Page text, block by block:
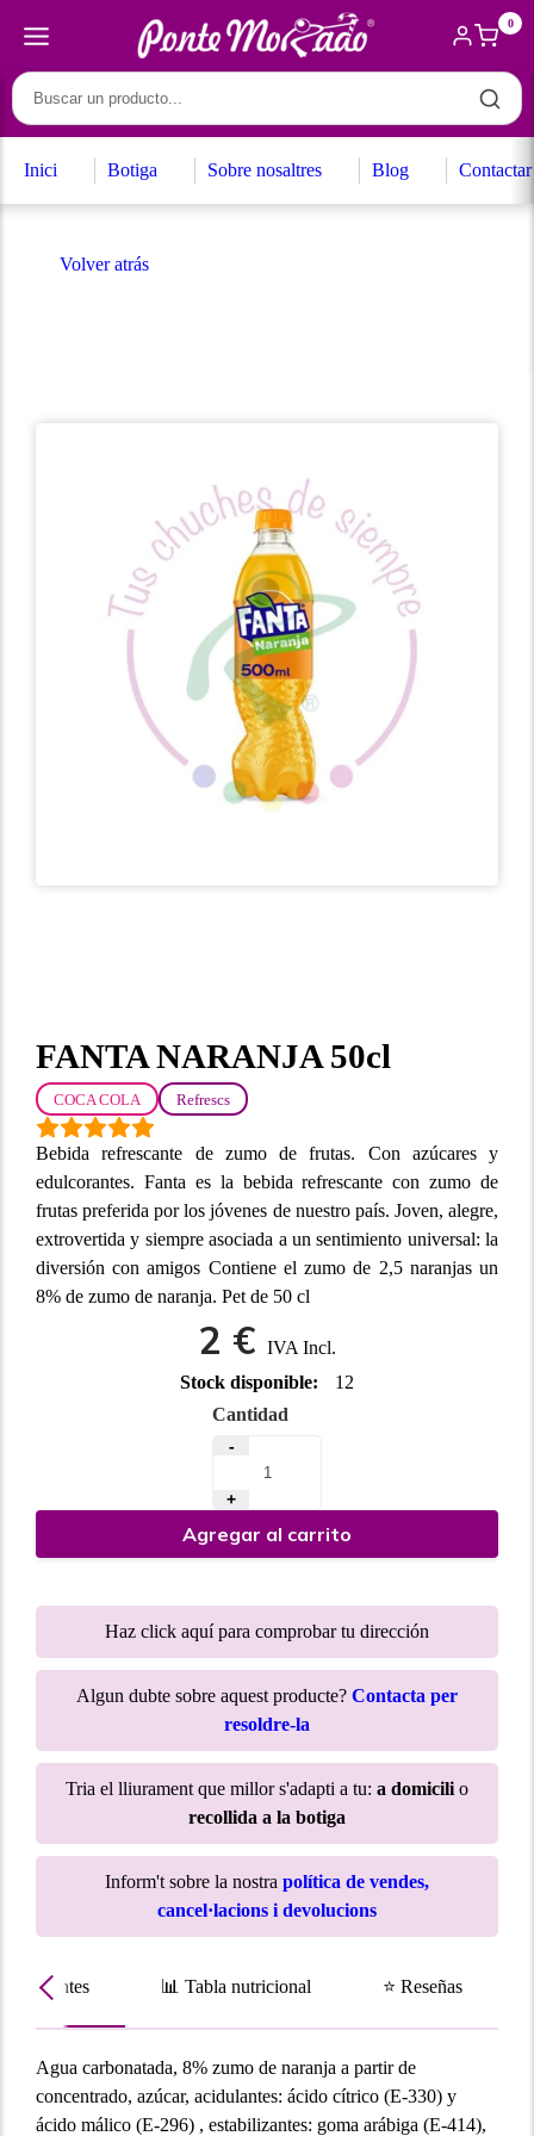
0
Inici Botiga Sobre nosaltres Blog Contactar
Volver atrás
FANTA NARANJA 50cl
COCA COLA Refrescs
Bebida refrescante de zumo de frutas. Con azúcares y
edulcorantes. Fanta es la bebida refrescante con zumo de
frutas preferida por los jóvenes de nuestro país. Joven, alegre,
extrovertida y siempre asociada a un sentimiento universal: la
diversión con amigos Contiene el zumo de 2,5 naranjas un
8% de zumo de naranja. Pet de 50 cl
2 € IVA Incl.
Stock disponible:
12
Cantidad
-
+
Agregar al carrito
Haz click aquí para comprobar tu dirección
Algun dubte sobre aquest producte? Contacta per
resoldre-la
Tria el lliurament que millor s'adapti a tu: a domicili o
recollida a la botiga
Inform't sobre la nostra política de vendes,
cancel·lacions i devolucions
📊 Tabla nutricional ⭐ Reseñas
Agua carbonatada, 8% zumo de naranja a partir de
concentrado, azúcar, acidulantes: ácido cítrico (E-330) y
ácido málico (E-296) , estabilizantes: goma arábiga (E-414),